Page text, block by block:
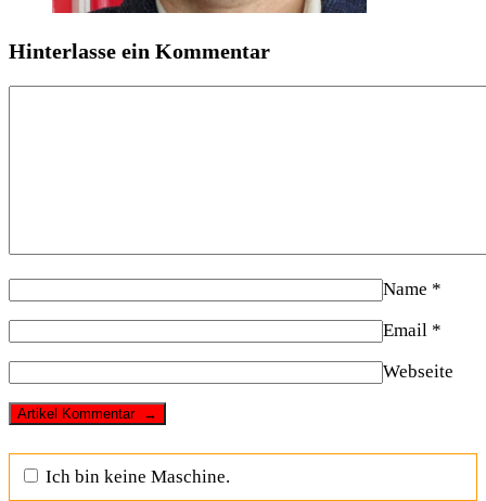
Hinterlasse ein Kommentar
Name *
Email *
Webseite
Ich bin keine Maschine.